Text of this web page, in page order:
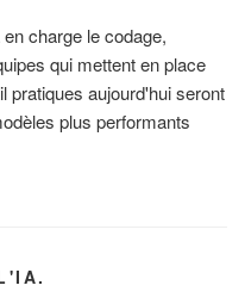
charge le codage,
qui mettent en place
pratiques aujourd'hui seront
plus performants